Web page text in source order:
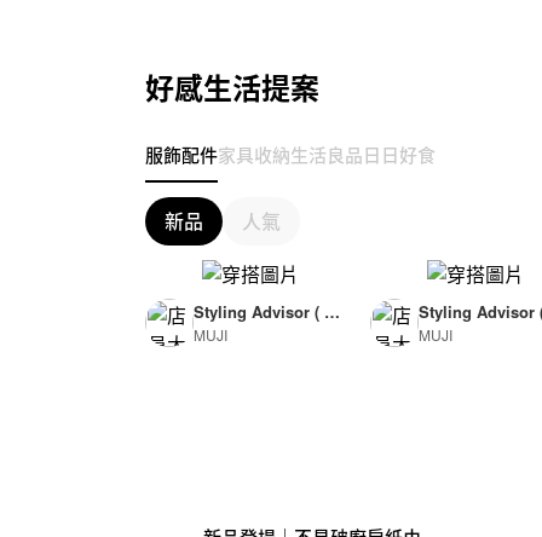
好感生活提案
服飾配件家具收納生活良品日日好食
新品 人氣
Styling Advisor ( F
or Woman )
MUJI
Styling Advisor
or Man )
MUJI